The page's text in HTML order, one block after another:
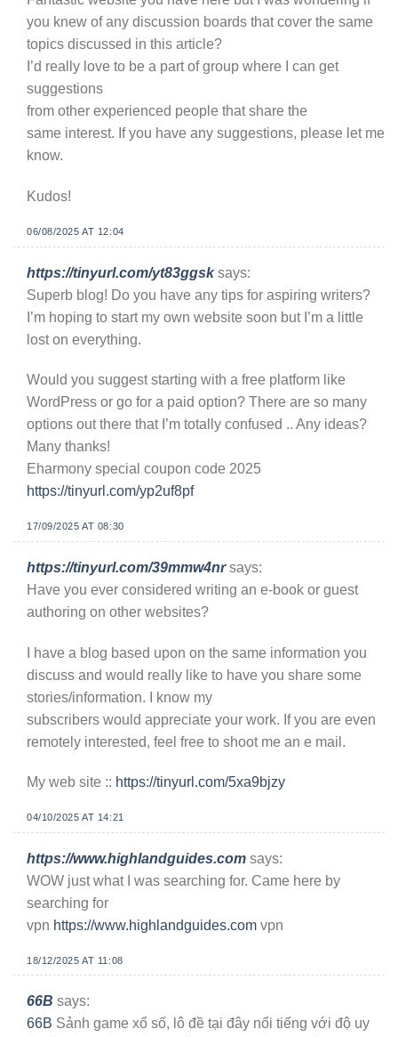
you knew of any discussion boards that cover the same
topics discussed in this article?
I’d really love to be a part of group where I can get
suggestions
from other experienced people that share the
same interest. If you have any suggestions, please let me
know.
Kudos!
06/08/2025 AT 12:04
https://tinyurl.com/yt83ggsk says:
Superb blog! Do you have any tips for aspiring writers?
I’m hoping to start my own website soon but I’m a little
lost on everything.
Would you suggest starting with a free platform like
WordPress or go for a paid option? There are so many
options out there that I’m totally confused .. Any ideas?
Many thanks!
Eharmony special coupon code 2025
https://tinyurl.com/yp2uf8pf
17/09/2025 AT 08:30
https://tinyurl.com/39mmw4nr says:
Have you ever considered writing an e-book or guest
authoring on other websites?
I have a blog based upon on the same information you
discuss and would really like to have you share some
stories/information. I know my
subscribers would appreciate your work. If you are even
remotely interested, feel free to shoot me an e mail.
My web site :: https://tinyurl.com/5xa9bjzy
04/10/2025 AT 14:21
https://www.highlandguides.com says:
WOW just what I was searching for. Came here by
searching for
vpn https://www.highlandguides.com vpn
18/12/2025 AT 11:08
66B says:
66B Sảnh game xổ số, lô đề tại đây nổi tiếng với độ uy